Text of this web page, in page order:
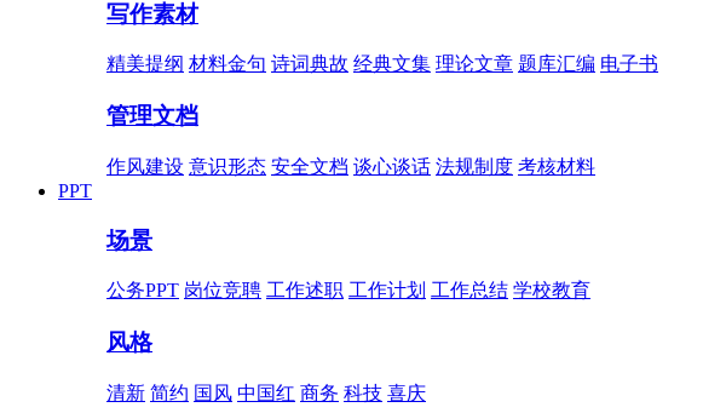
写作素材
精美提纲 材料金句 诗词典故 经典文集 理论文章 题库汇编 电子书
管理文档
作风建设 意识形态 安全文档 谈心谈话 法规制度 考核材料
PPT
场景
公务PPT 岗位竞聘 工作述职 工作计划 工作总结 学校教育
风格
清新 简约 国风 中国红 商务 科技 喜庆